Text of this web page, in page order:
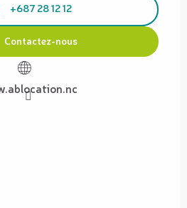
+687 28 12 12
Contactez-nous